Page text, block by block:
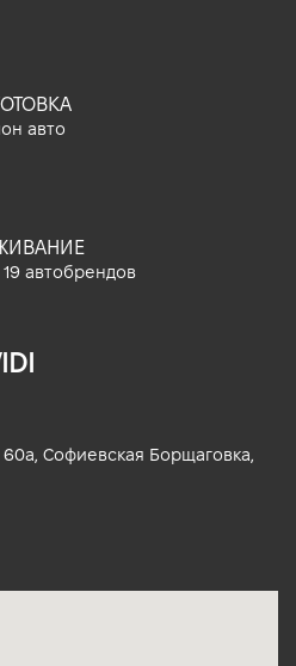
авто
автобрендов
Софиевская Борщаговка,